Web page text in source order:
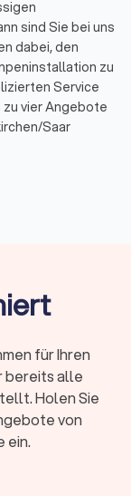
sind Sie bei uns
dabei, den
zu
Service
vier Angebote
Saar
allen Vorteilen
Installateur
für Ihre
die Lösung.
für Ihren
bereits alle
Holen Sie
von
ein.